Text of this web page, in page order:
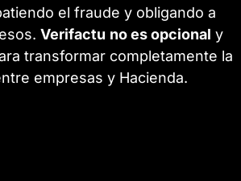
el fraude y obligando a
Verifactu no es opcional y
transformar completamente la
empresas y Hacienda.